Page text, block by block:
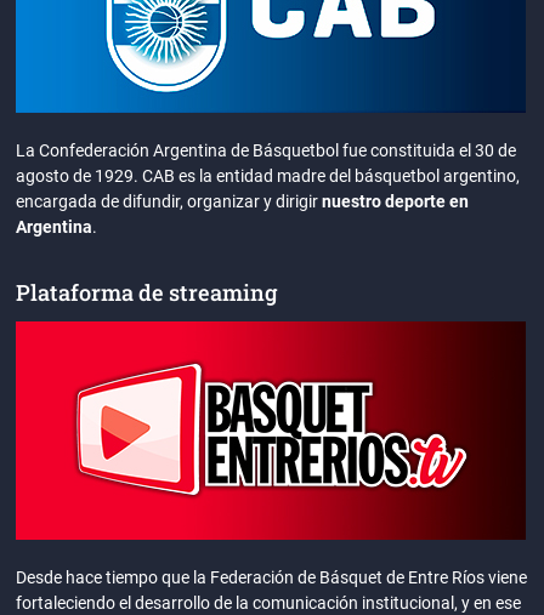
La Confederación Argentina de Básquetbol fue constituida el 30 de
agosto de 1929. CAB es la entidad madre del básquetbol argentino,
encargada de difundir, organizar y dirigirnuestro deporte en
Argentina.
Plataforma de streaming
Desde hace tiempo que la Federación de Básquet de Entre Ríos viene
fortaleciendo el desarrollo de la comunicación institucional, y en ese